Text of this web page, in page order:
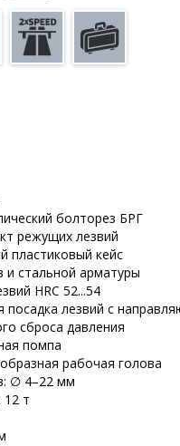
болторез БРГ
режущих лезвий
пластиковый кейс
и стальной арматуры
HRC 52...54
посадка лезвий с
сброса давления
помпа
рабочая голова
∅ 4–22 мм
12 т